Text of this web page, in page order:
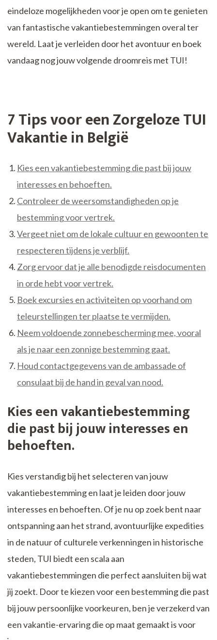
eindeloze mogelijkheden voor je open om te genieten
van fantastische vakantiebestemmingen overal ter
wereld. Laat je verleiden door het avontuur en boek
vandaag nog jouw volgende droomreis met TUI!
7 Tips voor een Zorgeloze TUI
Vakantie in België
Kies een vakantiebestemming die past bij jouw
interesses en behoeften.
Controleer de weersomstandigheden op je
bestemming voor vertrek.
Vergeet niet om de lokale cultuur en gewoonten te
respecteren tijdens je verblijf.
Zorg ervoor dat je alle benodigde reisdocumenten
in orde hebt voor vertrek.
Boek excursies en activiteiten op voorhand om
teleurstellingen ter plaatse te vermijden.
Neem voldoende zonnebescherming mee, vooral
als je naar een zonnige bestemming gaat.
Houd contactgegevens van de ambassade of
consulaat bij de hand in geval van nood.
Kies een vakantiebestemming
die past bij jouw interesses en
behoeften.
Kies verstandig bij het selecteren van jouw
vakantiebestemming en laat je leiden door jouw
interesses en behoeften. Of je nu op zoek bent naar
ontspanning aan het strand, avontuurlijke expedities
in de natuur of culturele verkenningen in historische
steden, TUI biedt een scala aan
vakantiebestemmingen die perfect aansluiten bij wat
jij zoekt. Door te kiezen voor een bestemming die past
bij jouw persoonlijke voorkeuren, ben je verzekerd van
een vakantie-ervaring die op maat gemaakt is voor